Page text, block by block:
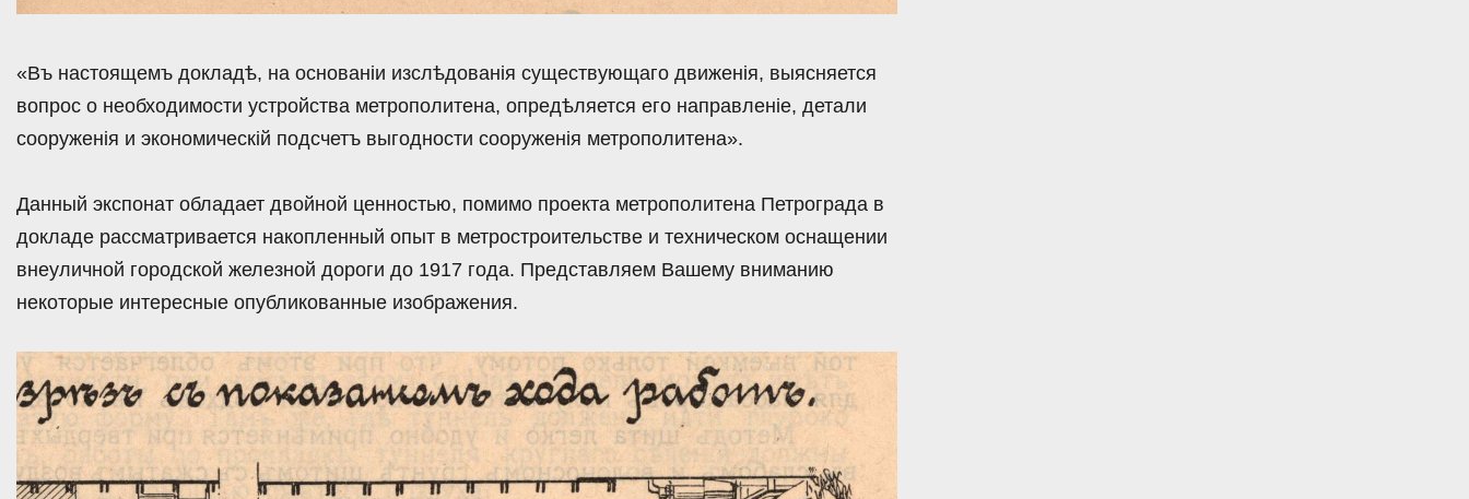
«Въ настоящемъ докладѣ, на основанiи изслѣдованiя существующаго движенiя, выясняется
вопрос о необходимости устройства метрополитена, опредѣляется его направленiе, детали
сооруженiя и экономическiй подсчетъ выгодности сооруженiя метрополитена».
Данный экспонат обладает двойной ценностью, помимо проекта метрополитена Петрограда в
докладе рассматривается накопленный опыт в метростроительстве и техническом оснащении
внеуличной городской железной дороги до 1917 года. Представляем Вашему вниманию
некоторые интересные опубликованные изображения.